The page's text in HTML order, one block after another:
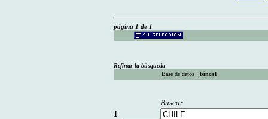
página 1 de 1
Refinar la búsqueda
Base de datos : binca1
Buscar
1